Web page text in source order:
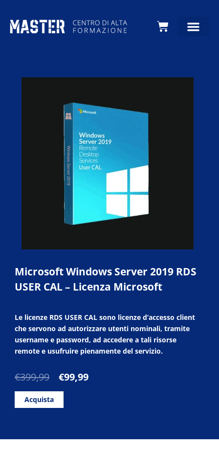
Carrello
Microsoft Windows Server 2019 RDS
USER CAL – Licenza Microsoft
Le licenze RDS USER CAL sono licenze d’accesso client
che servono ad autorizzare utenti nominali, tramite
username e password, ad accedere a tali risorse
remote e usufruire pienamente del servizio.
€399,99
Il
era:
€99,99Il
Acquista